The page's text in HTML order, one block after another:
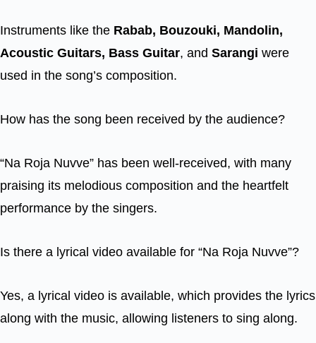
Instruments like the Rabab, Bouzouki, Mandolin,
Acoustic Guitars, Bass Guitar, and Sarangi were
used in the song’s composition.
How has the song been received by the audience?
“Na Roja Nuvve” has been well-received, with many
praising its melodious composition and the heartfelt
performance by the singers.
Is there a lyrical video available for “Na Roja Nuvve”?
Yes, a lyrical video is available, which provides the lyrics
along with the music, allowing listeners to sing along.